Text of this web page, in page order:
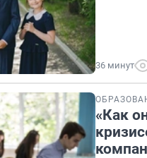
36 минут
«Как